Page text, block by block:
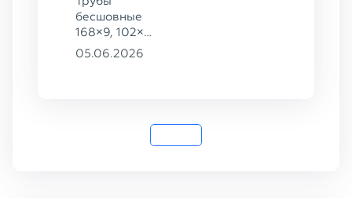
бесшовные
168×9, 102×4,
102×16,
05.06.2026